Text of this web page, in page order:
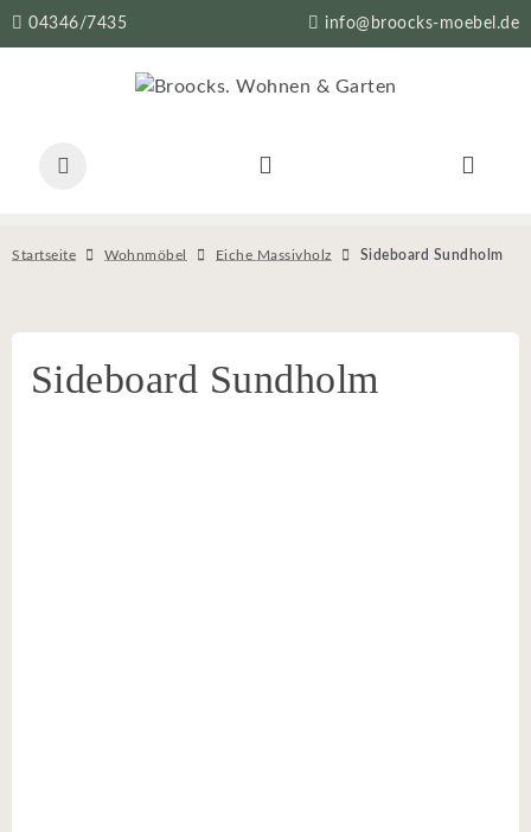
04346/7435 info@broocks-moebel.de
Startseite Wohnmöbel Eiche Massivholz Sideboard Sundholm
Sideboard Sundholm